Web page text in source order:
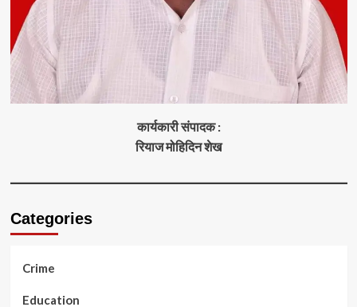
कार्यकारी संपादक :
रियाज मोहिदिन शेख
Categories
Crime
Education